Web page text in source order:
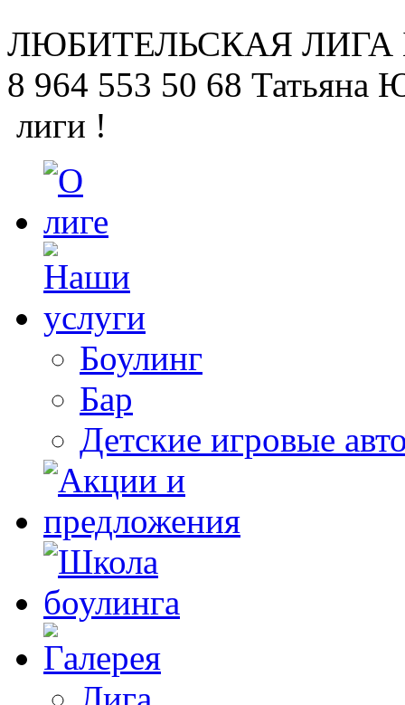
ЛЮБИТЕЛЬСКАЯ ЛИГА
8 964 553 50 68 Татьяна
лиги !
Боулинг
Бар
Детские игровые